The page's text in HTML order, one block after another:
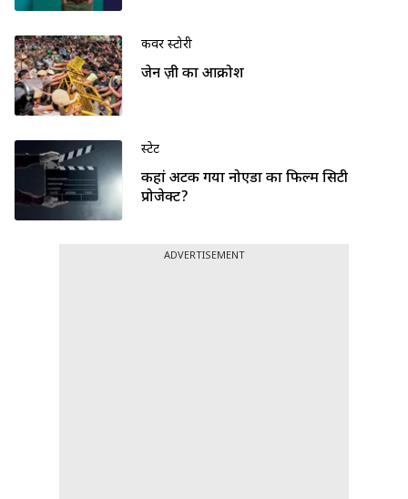
कवर स्टोरी
जेन ज़ी का आक्रोश
स्टेट
कहां अटक गया नोएडा का फिल्म सिटी
प्रोजेक्ट?
ADVERTISEMENT